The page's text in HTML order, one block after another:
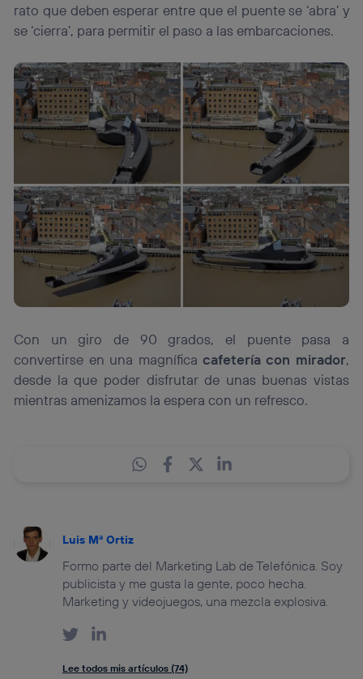
rato que deben esperar entre que el puente se ‘abra’ y
se ‘cierra’, para permitir el paso a las embarcaciones.
Con un giro de 90 grados, el puente pasa a
convertirse en una magnífica cafetería con mirador,
desde la que poder disfrutar de unas buenas vistas
mientras amenizamos la espera con un refresco.
Luis Mª Ortiz
Formo parte del Marketing Lab de Telefónica. Soy
publicista y me gusta la gente, poco hecha.
Marketing y videojuegos, una mezcla explosiva.
Lee todos mis artículos (74)